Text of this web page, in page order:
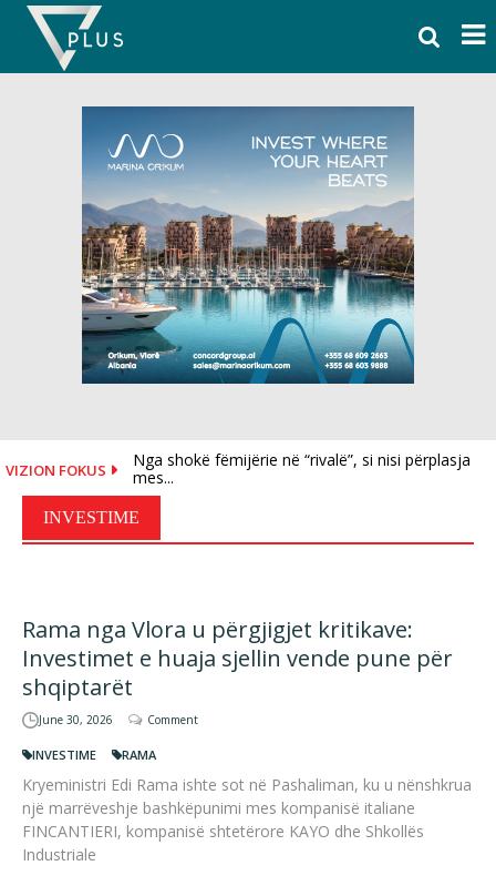
Skip
content
VIZION FOKUS
Nga shokë fëmijërie në “rivalë”, si nisi përplasja
mes...
“Betejë e jashtëzakonshme”, Rama për zjarrin në
Krujë: Bilanci...
INVESTIME
Rama nga Vlora u përgjigjet kritikave:
Investimet e huaja sjellin vende pune për
shqiptarët
June 30, 2026 Comment
INVESTIME RAMA
Kryeministri Edi Rama ishte sot në Pashaliman, ku u nënshkrua
një marrëveshje bashkëpunimi mes kompanisë italiane
FINCANTIERI, kompanisë shtetërore KAYO dhe Shkollës
Industriale